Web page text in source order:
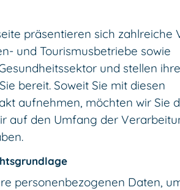
präsentieren sich zahlreiche
und Tourismusbetriebe sowie
und stellen ihre
bereit. Soweit Sie mit diesen
aufnehmen, möchten wir Sie
auf den Umfang der
personenbezogenen Daten,